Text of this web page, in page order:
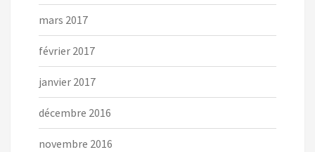
mars 2017
février 2017
janvier 2017
décembre 2016
novembre 2016